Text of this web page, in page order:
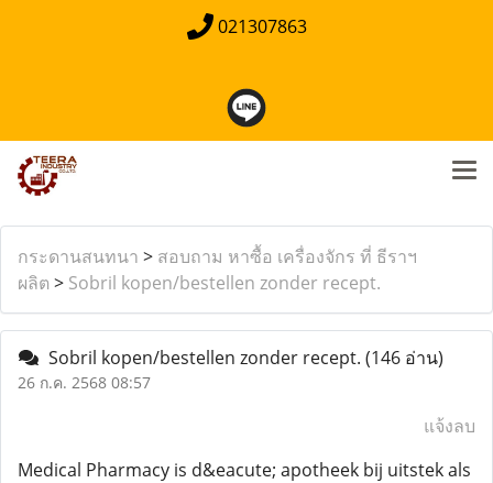
021307863
กระดานสนทนา > สอบถาม หาซื้อ เครื่องจักร ที่ ธีราฯ
ผลิต > Sobril kopen/bestellen zonder recept.
Sobril kopen/bestellen zonder recept. (146 อ่าน)
26 ก.ค. 2568 08:57
แจ้งลบ
Medical Pharmacy is d&eacute; apotheek bij uitstek als